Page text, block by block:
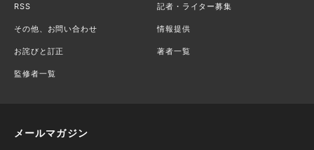
RSS 記者・ライター募集
その他、お問い合わせ 情報提供
お詫びと訂正 著者一覧
監修者一覧
メールマガジン